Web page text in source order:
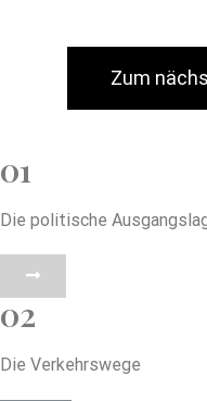
Zum
01
Die politische
02
Die Verkehrswege